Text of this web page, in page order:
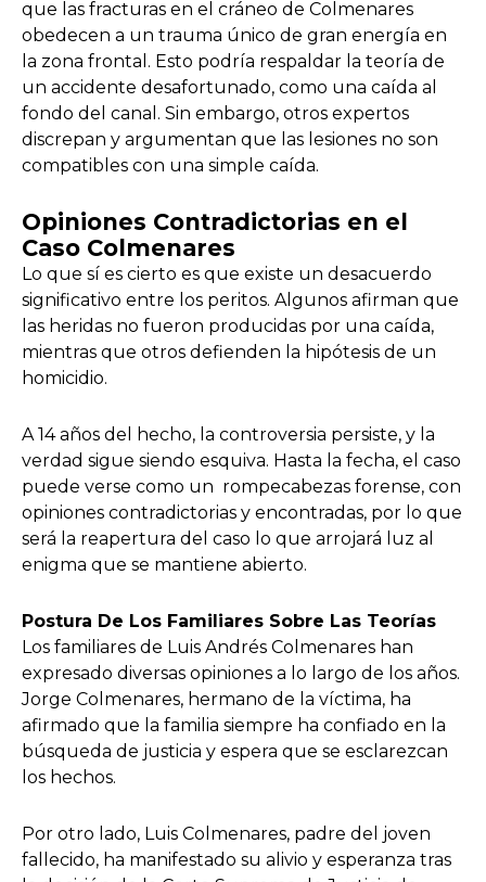
que las fracturas en el cráneo de Colmenares
obedecen a un trauma único de gran energía en
la zona frontal. Esto podría respaldar la teoría de
un accidente desafortunado, como una caída al
fondo del canal. Sin embargo, otros expertos
discrepan y argumentan que las lesiones no son
compatibles con una simple caída.
Opiniones Contradictorias en el
Caso Colmenares
Lo que sí es cierto es que existe un desacuerdo
significativo entre los peritos. Algunos afirman que
las heridas no fueron producidas por una caída,
mientras que otros defienden la hipótesis de un
homicidio.
A 14 años del hecho, la controversia persiste, y la
verdad sigue siendo esquiva. Hasta la fecha, el caso
puede verse como un rompecabezas forense, con
opiniones contradictorias y encontradas, por lo que
será la reapertura del caso lo que arrojará luz al
enigma que se mantiene abierto.
Postura De Los Familiares Sobre Las Teorías
Los familiares de Luis Andrés Colmenares han
expresado diversas opiniones a lo largo de los años.
Jorge Colmenares, hermano de la víctima, ha
afirmado que la familia siempre ha confiado en la
búsqueda de justicia y espera que se esclarezcan
los hechos.
Por otro lado, Luis Colmenares, padre del joven
fallecido, ha manifestado su alivio y esperanza tras